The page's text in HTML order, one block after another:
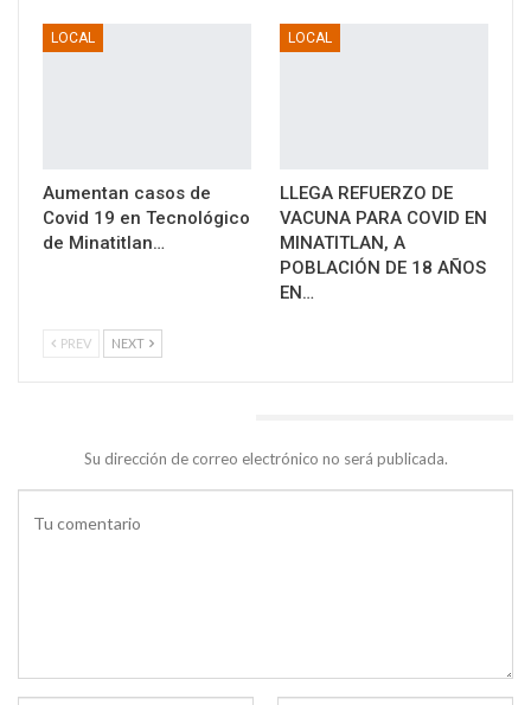
LOCAL
Aumentan casos de
Covid 19 en Tecnológico
de Minatitlan…
LOCAL
LLEGA REFUERZO DE
VACUNA PARA COVID EN
MINATITLAN, A
POBLACIÓN DE 18 AÑOS
EN…
PREV NEXT
Su dirección de correo electrónico no será publicada.